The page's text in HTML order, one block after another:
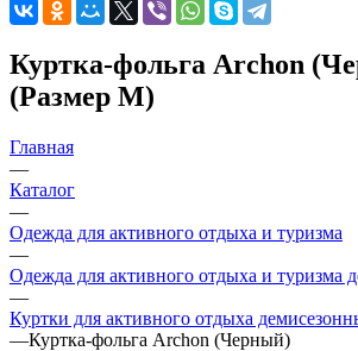
Куртка-фольга Archon
(Размер M)
Главная
—
Каталог
—
Одежда для активного отдыха и туризма
—
Одежда для активного отдыха и туризма
—
Куртки для активного отдыха
—Куртка-фольга Archon (Черный)